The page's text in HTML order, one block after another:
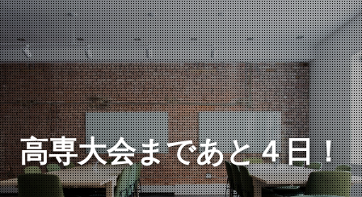
高専大会まであと４日！